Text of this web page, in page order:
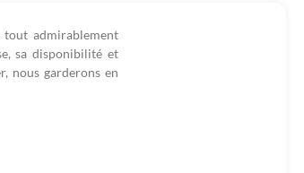
admirablement
sa disponibilité et
nous garderons en